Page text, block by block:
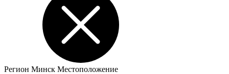
Регион Минск Местоположение